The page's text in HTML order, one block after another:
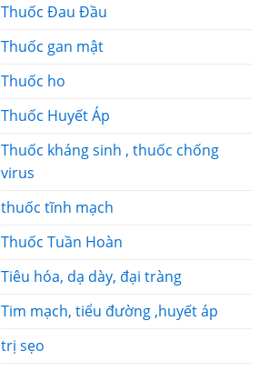
Thuốc Đau Đầu
Thuốc gan mật
Thuốc ho
Thuốc Huyết Áp
Thuốc kháng sinh , thuốc chống
virus
thuốc tĩnh mạch
Thuốc Tuần Hoàn
Tiêu hóa, dạ dày, đại tràng
Tim mạch, tiểu đường ,huyết áp
trị sẹo